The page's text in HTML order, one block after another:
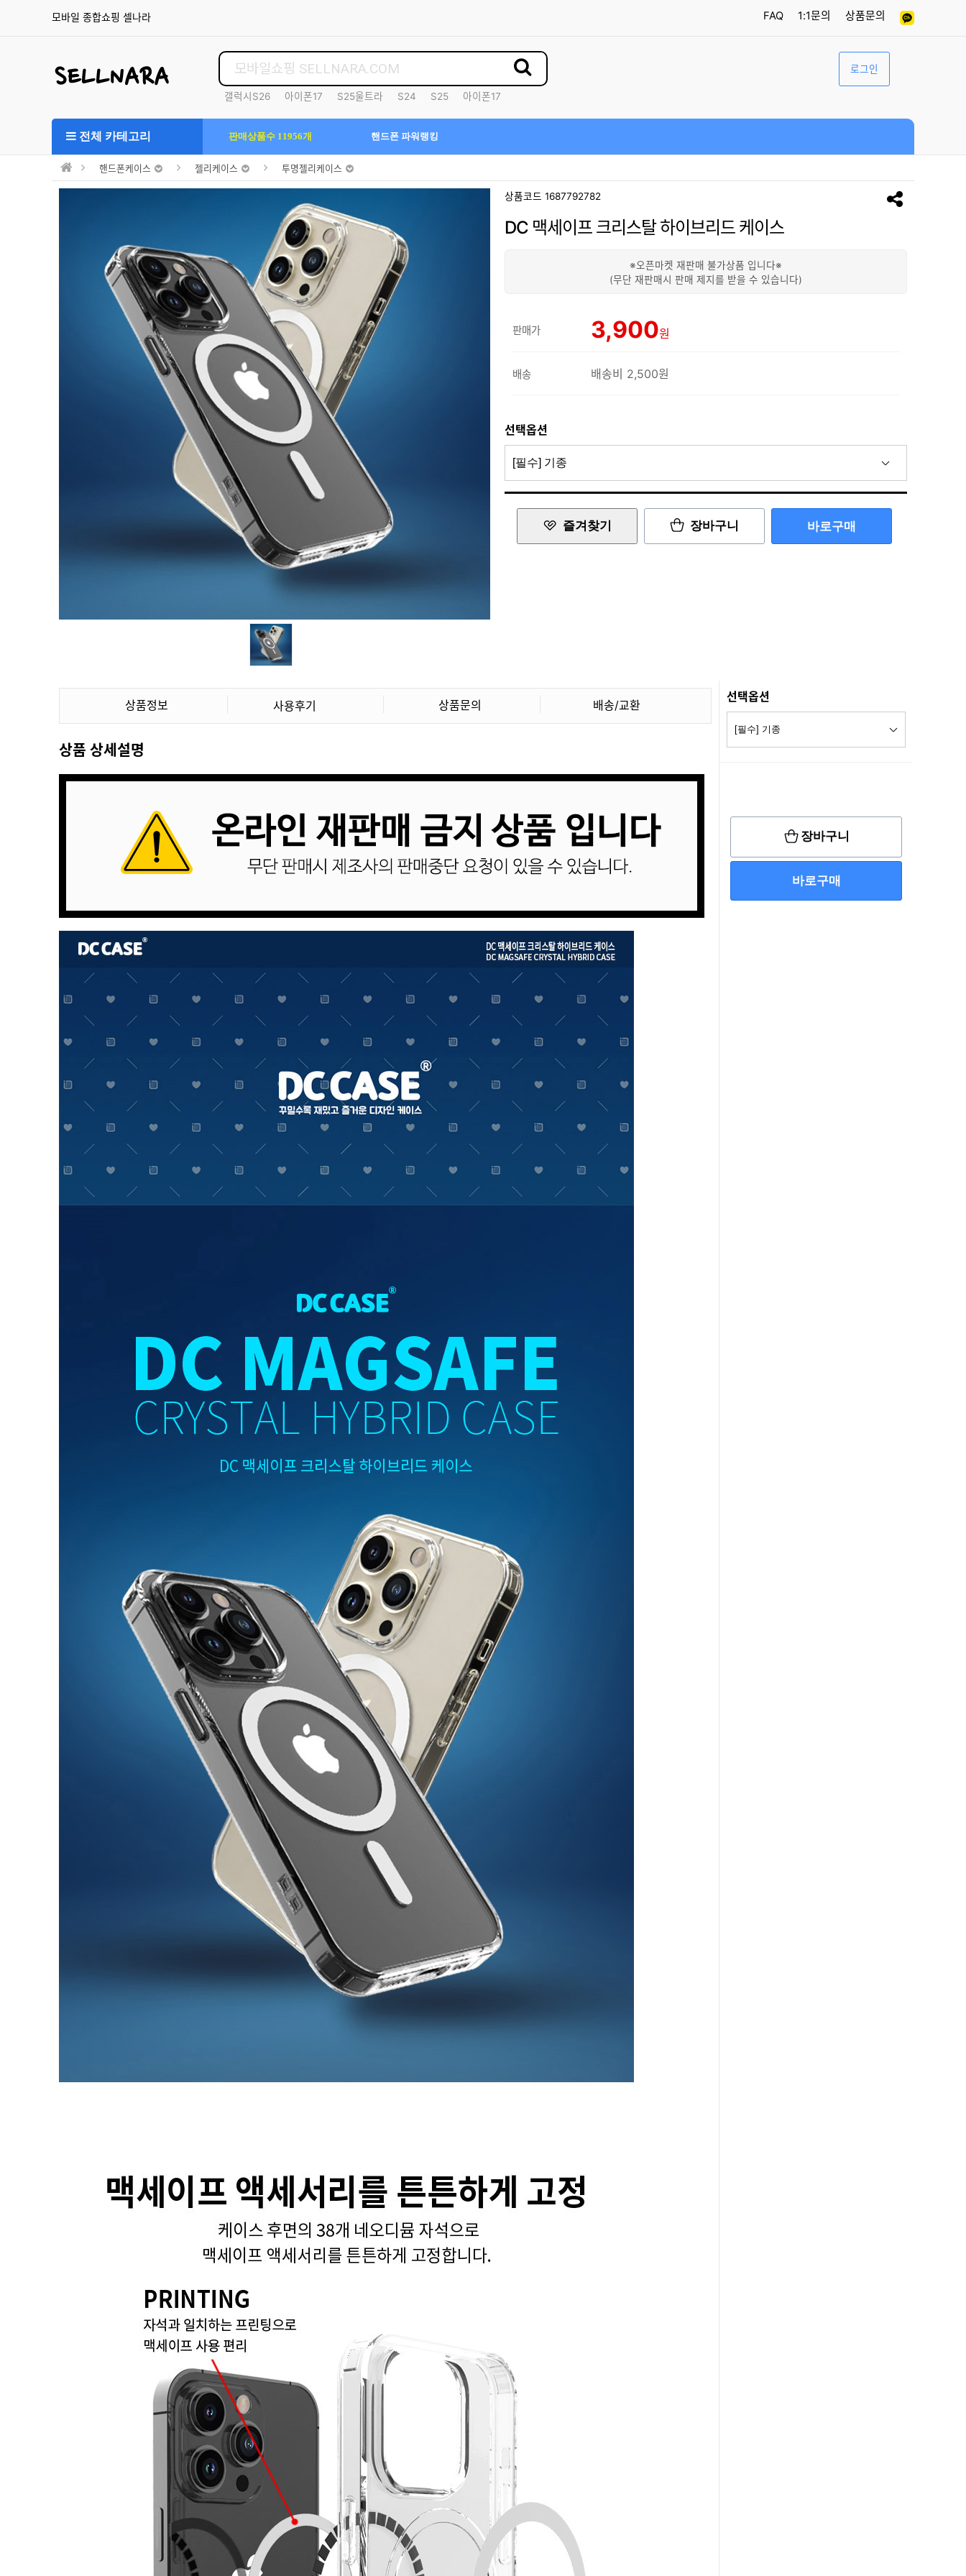
모바일 종합쇼핑 셀나라 FAQ 1:1문의 상품문의
갤럭시S26 아이폰17 S25울트라 S24 S25
아이폰17
로그인
전체 카테고리 판매상품수 11956개 핸드폰 파워랭킹
핸드폰케이스 젤리케이스 투명젤리케이스
상품코드 1687792782
DC 맥세이프 크리스탈 하이브리드 케이스
※오픈마켓 재판매 불가상품 입니다※
(무단 재판매시 판매 제지를 받을 수 있습니다)
판매가 3,900원
배송 배송비 2,500원
선택옵션
즐겨찾기 장바구니 바로구매
상품정보 사용후기 상품문의 배송/교환
상품 상세설명
선택옵션
장바구니
바로구매